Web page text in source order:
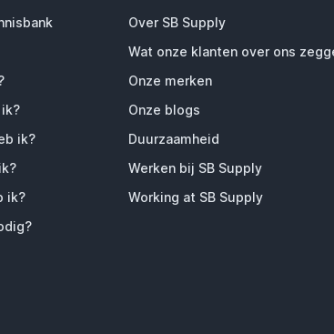
ik?
ik?
Over SB Supply
Wat onze klanten over ons
Onze merken
Onze blogs
Duurzaamheid
Werken bij SB Supply
Working at SB Supply